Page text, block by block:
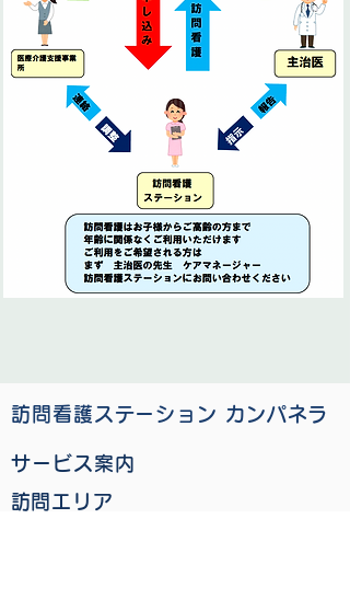
訪問看護ステーション カンパネラ
サービス案内
​訪問エリア